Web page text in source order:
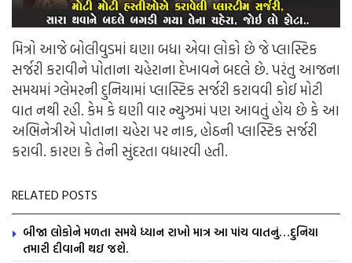
મિત્રો આજે બોલીવુડમાં ઘણા બધા એવા લોકો છે જે પ્લાસ્ટિક
સર્જરી કરાવીને પોતાના ચહેરાના દેખાવને બદલે છે. પરંતુ આજના
સમયમાં ગ્લેમરની દુનિયામાં પ્લાસ્ટિક સર્જરી કરાવવી કોઈ મોટી
વાત નથી રહી. કેમ કે ઘણી વાર ન્યુઝમાં પણ આવતું હોય છે કે આ
અભિનેત્રીએ પોતાના ચહેરા પર નાક, હોઠની પ્લાસ્ટિક સર્જરી
કરાવી. કારણ કે તેની સુંદરતા વધારવી હતી.
RELATED POSTS
બીજા લોકોને મળતા સમયે ધ્યાન રાખો માત્ર આ પાંચ વાતનું…દુનિયા
તમારી દીવાની થઇ જશે.